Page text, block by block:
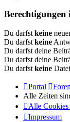
Berechtigungen
Du darfst keine
Du darfst keine
Du darfst deine
Du darfst deine
Du darfst keine
Portal
Alle Zeiten
Alle Cookies
Impressum